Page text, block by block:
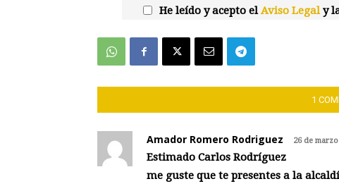
He leído y acepto elAviso Legaly
1
Amador Romero Rodriguez 26 de
Estimado Carlos Rodríguez
me guste que te presentes a la